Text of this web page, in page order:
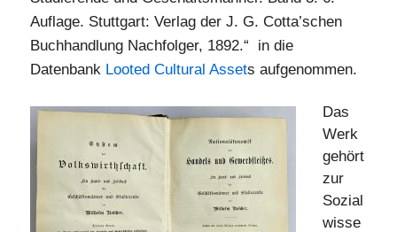
Auflage. Stuttgart: Verlag der J. G. Cotta’schen
Buchhandlung Nachfolger, 1892.“ in die
Datenbank Looted Cultural Assets aufgenommen.
Das
Werk
gehört
zur
Sozial
wisse